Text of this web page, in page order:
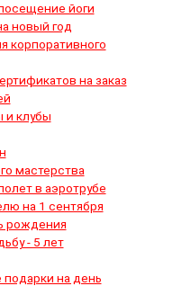
йоги
новый год
корпоративного
на заказ
и клубы
мастерства
в аэротрубе
на 1 сентября
рождения
- 5 лет
на день